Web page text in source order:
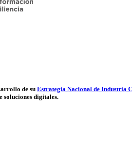
de su Estrategia Nacional de Industria
soluciones digitales.